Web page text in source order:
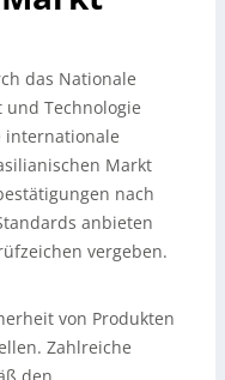
das Nationale
Technologie
internationale
Markt
nach
anbieten
vergeben.
von Produkten
Zahlreiche